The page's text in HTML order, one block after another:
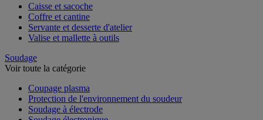
Caisse et sacoche
Coffre et cantine
Servante et desserte d'atelier
Valise et mallette à outils
Soudage
Voir toute la catégorie
Coupage plasma
Protection de l'environnement du soudeur
Soudage à électrode